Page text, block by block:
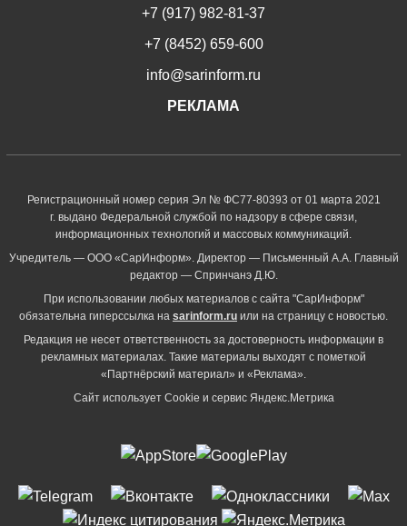
+7 (917) 982-81-37
+7 (8452) 659-600
info@sarinform.ru
РЕКЛАМА
Регистрационный номер серия Эл № ФС77-80393 от 01 марта 2021
г. выдано Федеральной службой по надзору в сфере связи,
информационных технологий и массовых коммуникаций.
Учредитель — ООО «СарИнформ». Директор — Письменный А.А. Главный
редактор — Спринчанэ Д.Ю.
При использовании любых материалов с сайта "СарИнформ"
обязательна гиперссылка на sarinform.ru или на страницу с новостью.
Редакция не несет ответственность за достоверность информации в
рекламных материалах. Такие материалы выходят с пометкой
«Партнёрский материал» и «Реклама».
Сайт использует Cookie и сервиc Яндекс.Метрика